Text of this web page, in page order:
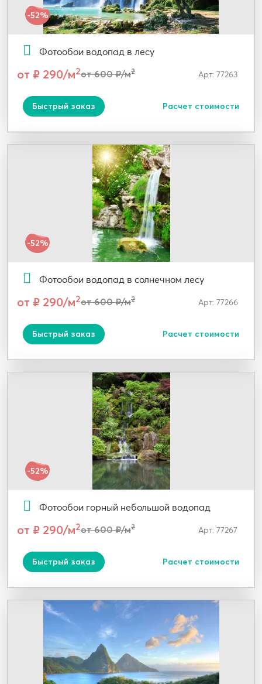
-52%
Фотообои водопад в лесу
от ₽ 290/м2от 600 ₽/м2 Арт: 77263
Быстрый заказ Расчет стоимости
-52%
Фотообои водопад в солнечном лесу
от ₽ 290/м2от 600 ₽/м2 Арт: 77266
Быстрый заказ Расчет стоимости
-52%
Фотообои горный небольшой водопад
от ₽ 290/м2от 600 ₽/м2 Арт: 77267
Быстрый заказ Расчет стоимости